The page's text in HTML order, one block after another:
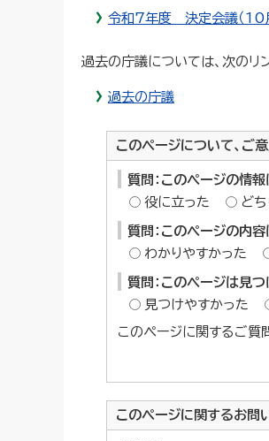
令和7年度 決定会議（10
過去の庁議については、次のリ
過去の庁議
このページについて、ご
質問：このページの情
役に立った
ど
質問：このページの内
わかりやすかった
質問：このページは見
見つけやすかった
このページに関するご質
このページに関するお問